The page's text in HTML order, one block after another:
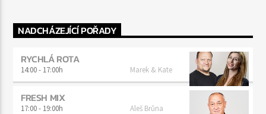
NADCHÁZEJÍCÍ POŘADY
RYCHLÁ ROTA
14:00- 17:00h Marek & Kate
FRESH MIX
17:00- 19:00h Aleš Brůna